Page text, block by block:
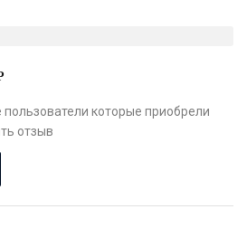
которые приобрели
отзыв